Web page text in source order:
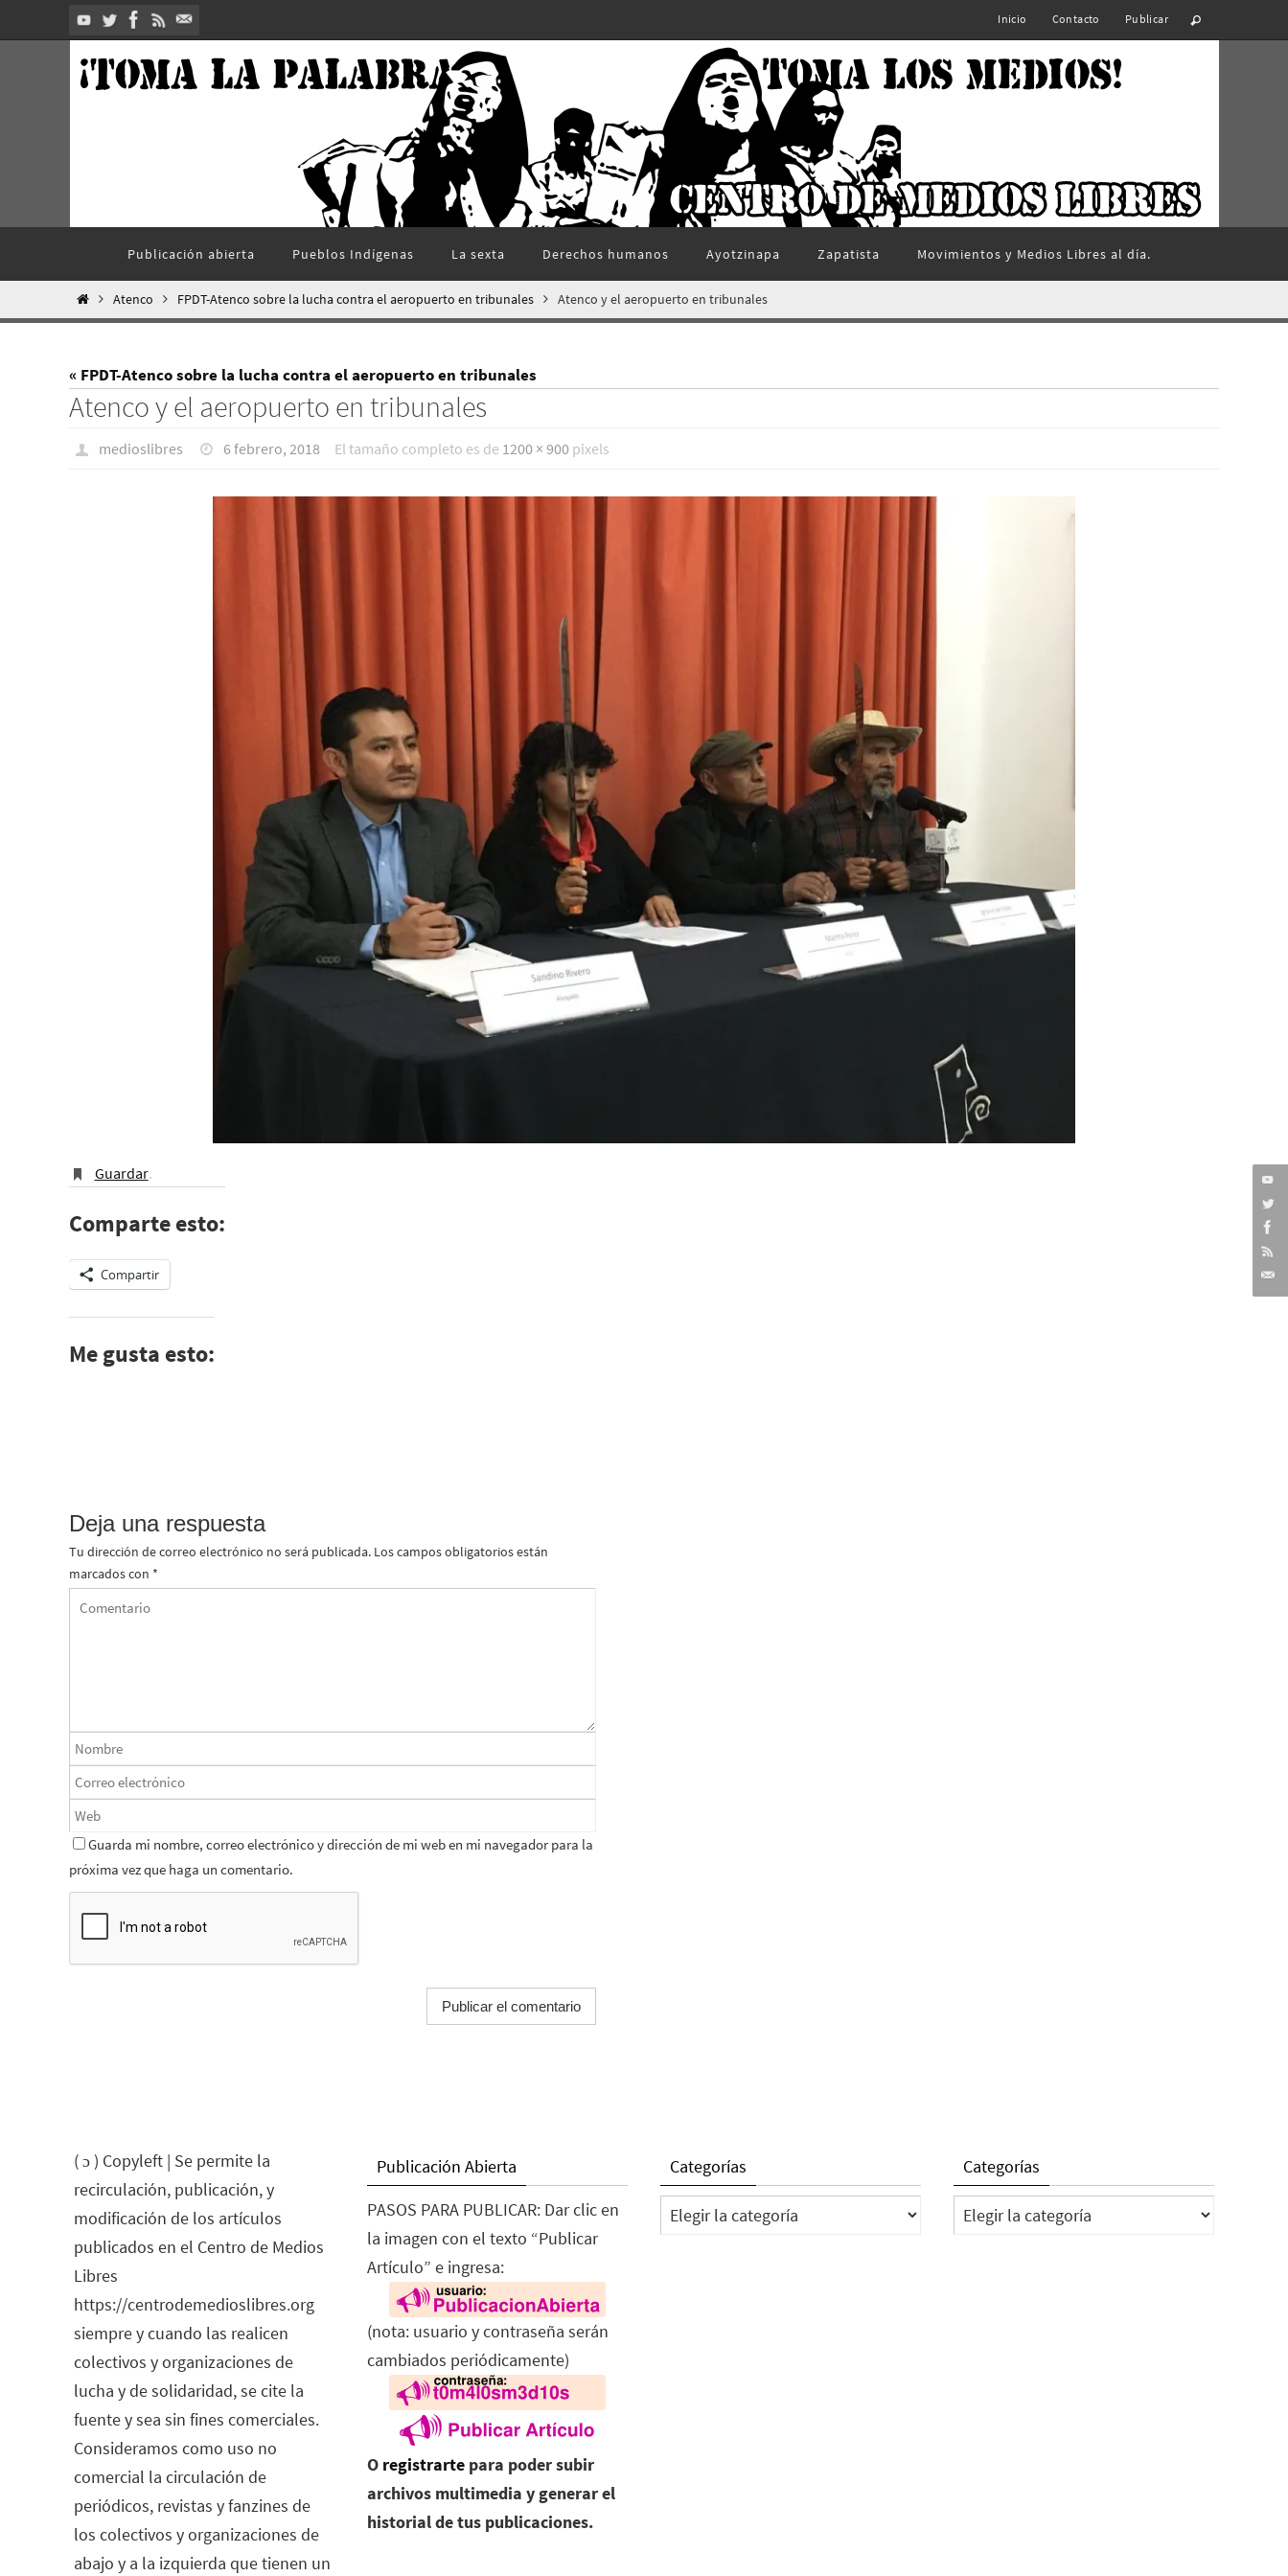
al
Inicio Contacto Publicar
contenido
Publicación abierta Pueblos Indí­genas La sexta Derechos humanos Ayotzinapa Zapatista Movimientos y Medios Libres al día.
InicioAtenco FPDT-Atenco sobre la lucha contra el aeropuerto en tribunales Atenco y el aeropuerto en tribunales
« FPDT-Atenco sobre la lucha contra el aeropuerto en tribunales
Atenco y el aeropuerto en tribunales
medioslibres 6 febrero, 2018 El tamaño completo es de 1200 × 900 pixels
Guardar.
Comparte esto:
Compartir
Me gusta esto:
Deja una respuesta
Tu dirección de correo electrónico no será publicada. Los campos obligatorios están
marcados con *
Guarda mi nombre, correo electrónico y dirección de mi web en mi navegador para la
próxima vez que haga un comentario.
( ɔ ) Copyleft | Se permite la
recirculación, publicación, y
modificación de los artículos
publicados en el Centro de Medios
Libres
https://centrodemedioslibres.org
siempre y cuando las realicen
colectivos y organizaciones de
lucha y de solidaridad, se cite la
fuente y sea sin fines comerciales.
Consideramos como uso no
comercial la circulación de
periódicos, revistas y fanzines de
los colectivos y organizaciones de
abajo y a la izquierda que tienen un
Publicación Abierta
PASOS PARA PUBLICAR: Dar clic en
la imagen con el texto “Publicar
Artículo” e ingresa:
(nota: usuario y contraseña serán
cambiados periódicamente)
O registrarte para poder subir
archivos multimedia y generar el
historial de tus publicaciones.
Categorías
Categorías
Categorías
Categorías